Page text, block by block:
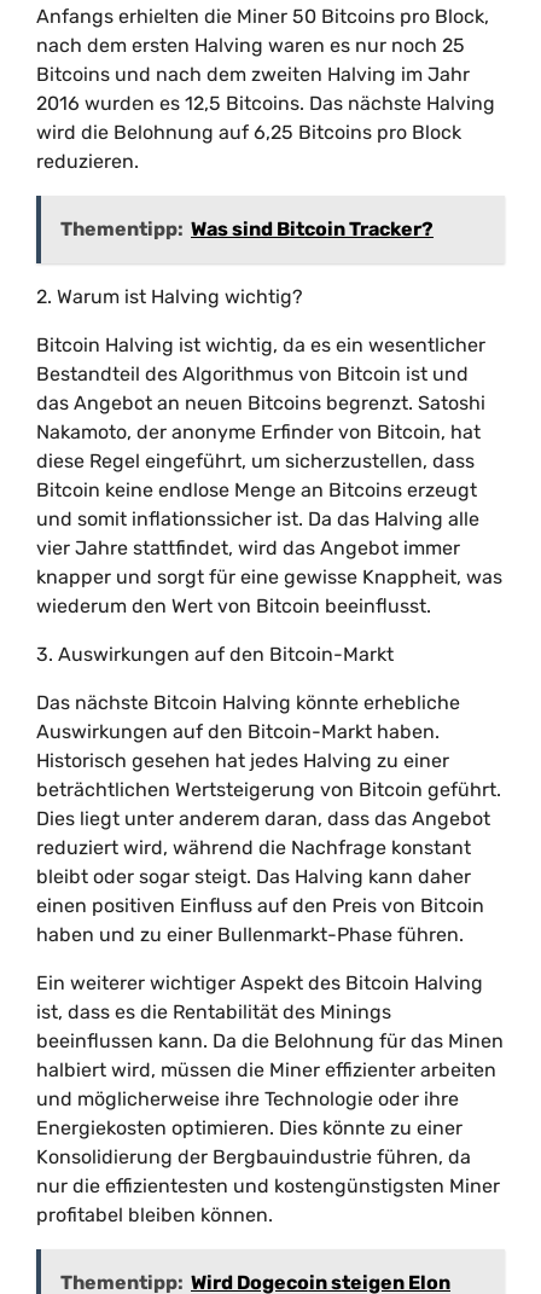
Anfangs erhielten die Miner 50 Bitcoins pro Block,
nach dem ersten Halving waren es nur noch 25
Bitcoins und nach dem zweiten Halving im Jahr
2016 wurden es 12,5 Bitcoins. Das nächste Halving
wird die Belohnung auf 6,25 Bitcoins pro Block
reduzieren.
Thementipp: Was sind Bitcoin Tracker?
2. Warum ist Halving wichtig?
Bitcoin Halving ist wichtig, da es ein wesentlicher
Bestandteil des Algorithmus von Bitcoin ist und
das Angebot an neuen Bitcoins begrenzt. Satoshi
Nakamoto, der anonyme Erfinder von Bitcoin, hat
diese Regel eingeführt, um sicherzustellen, dass
Bitcoin keine endlose Menge an Bitcoins erzeugt
und somit inflationssicher ist. Da das Halving alle
vier Jahre stattfindet, wird das Angebot immer
knapper und sorgt für eine gewisse Knappheit, was
wiederum den Wert von Bitcoin beeinflusst.
3. Auswirkungen auf den Bitcoin-Markt
Das nächste Bitcoin Halving könnte erhebliche
Auswirkungen auf den Bitcoin-Markt haben.
Historisch gesehen hat jedes Halving zu einer
beträchtlichen Wertsteigerung von Bitcoin geführt.
Dies liegt unter anderem daran, dass das Angebot
reduziert wird, während die Nachfrage konstant
bleibt oder sogar steigt. Das Halving kann daher
einen positiven Einfluss auf den Preis von Bitcoin
haben und zu einer Bullenmarkt-Phase führen.
Ein weiterer wichtiger Aspekt des Bitcoin Halving
ist, dass es die Rentabilität des Minings
beeinflussen kann. Da die Belohnung für das Minen
halbiert wird, müssen die Miner effizienter arbeiten
und möglicherweise ihre Technologie oder ihre
Energiekosten optimieren. Dies könnte zu einer
Konsolidierung der Bergbauindustrie führen, da
nur die effizientesten und kostengünstigsten Miner
profitabel bleiben können.
Thementipp: Wird Dogecoin steigen Elon